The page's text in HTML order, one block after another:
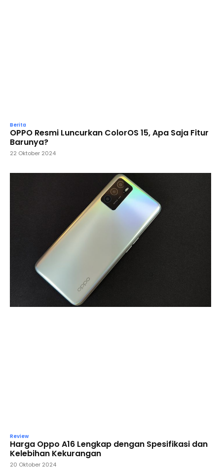
Berita
OPPO Resmi Luncurkan ColorOS 15, Apa Saja Fitur
Barunya?
22 Oktober 2024
Review
Harga Oppo A16 Lengkap dengan Spesifikasi dan
Kelebihan Kekurangan
20 Oktober 2024